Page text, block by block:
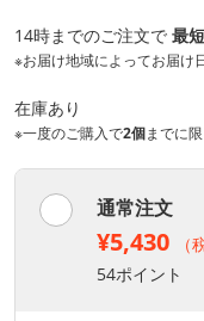
14時までのご注文で 最
※お届け地域によってお届け
在庫あり
※一度のご購入で2個までに
通常注文
¥5,430
54ポイント